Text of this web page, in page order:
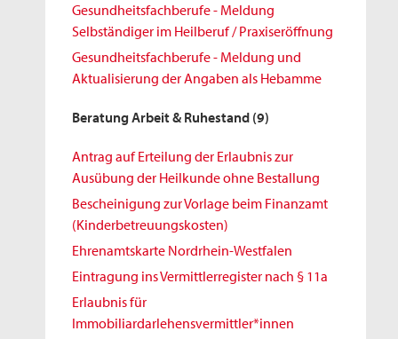
Gesundheitsfachberufe - Meldung
Selbständiger im Heilberuf / Praxiseröffnung
Gesundheitsfachberufe - Meldung und
Aktualisierung der Angaben als Hebamme
Beratung Arbeit & Ruhestand (9)
Antrag auf Erteilung der Erlaubnis zur
Ausübung der Heilkunde ohne Bestallung
Bescheinigung zur Vorlage beim Finanzamt
(Kinderbetreuungskosten)
Ehrenamtskarte Nordrhein-Westfalen
Eintragung ins Vermittlerregister nach § 11a
Erlaubnis für
Immobiliardarlehensvermittler*innen